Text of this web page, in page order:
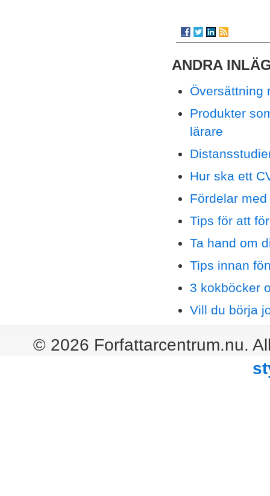
ANDRA
Översättning
Produkter
lärare
Hur ska ett
Fördelar
Tips för att
Ta hand om
Tips innan
3 kokböcker
Vill du börja
© 2026 Forfattarcentrum.nu.